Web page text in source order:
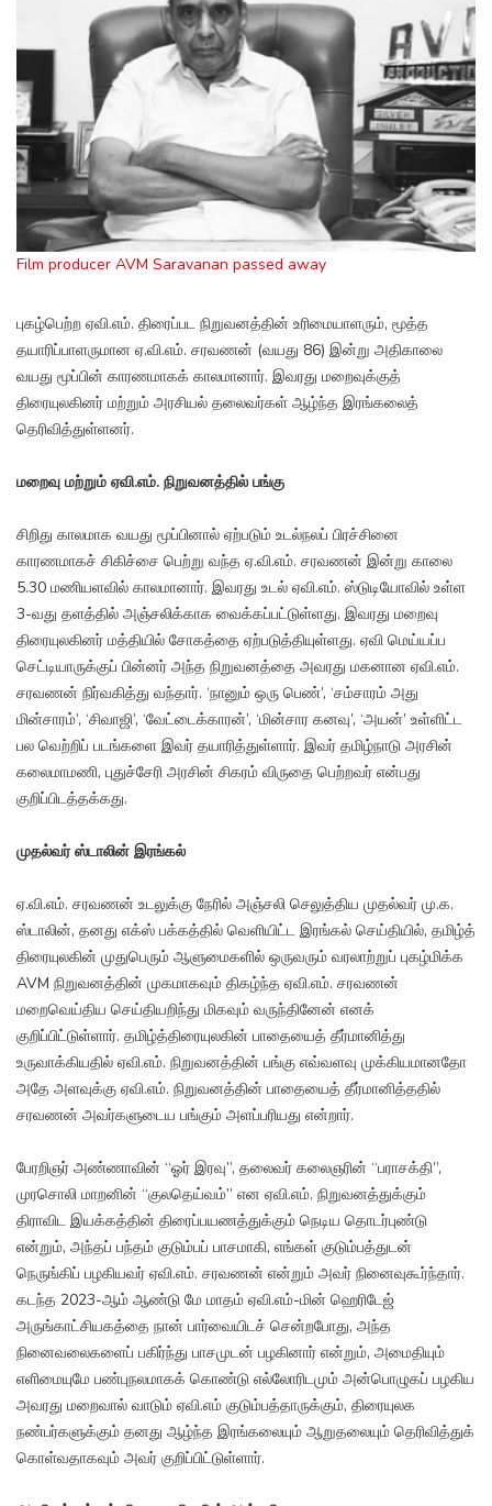
Film producer AVM Saravanan passed away
புகழ்பெற்ற ஏவி.எம். திரைப்பட நிறுவனத்தின் உரிமையாளரும், மூத்த
தயாரிப்பாளருமான ஏ.வி.எம். சரவணன் (வயது 86) இன்று அதிகாலை
வயது மூப்பின் காரணமாகக் காலமானார். இவரது மறைவுக்குத்
திரையுலகினர் மற்றும் அரசியல் தலைவர்கள் ஆழ்ந்த இரங்கலைத்
தெரிவித்துள்ளனர்.
மறைவு மற்றும் ஏவி.எம். நிறுவனத்தில் பங்கு
சிறிது காலமாக வயது மூப்பினால் ஏற்படும் உடல்நலப் பிரச்சினை
காரணமாகச் சிகிச்சை பெற்று வந்த ஏ.வி.எம். சரவணன் இன்று காலை
5.30 மணியளவில் காலமானார். இவரது உடல் ஏவி.எம். ஸ்டுடியோவில் உள்ள
3-வது தளத்தில் அஞ்சலிக்காக வைக்கப்பட்டுள்ளது. இவரது மறைவு
திரையுலகினர் மத்தியில் சோகத்தை ஏற்படுத்தியுள்ளது. ஏவி மெய்யப்ப
செட்டியாருக்குப் பின்னர் அந்த நிறுவனத்தை அவரது மகனான ஏவி.எம்.
சரவணன் நிர்வகித்து வந்தார். ‘நானும் ஒரு பெண்’, ‘சம்சாரம் அது
மின்சாரம்’, ‘சிவாஜி’, ‘வேட்டைக்காரன்’, ‘மின்சார கனவு’, ‘அயன்’ உள்ளிட்ட
பல வெற்றிப் படங்களை இவர் தயாரித்துள்ளார். இவர் தமிழ்நாடு அரசின்
கலைமாமணி, புதுச்சேரி அரசின் சிகரம் விருதை பெற்றவர் என்பது
குறிப்பிடத்தக்கது.
முதல்வர் ஸ்டாலின் இரங்கல்
ஏ.வி.எம். சரவணன் உடலுக்கு நேரில் அஞ்சலி செலுத்திய முதல்வர் மு.க.
ஸ்டாலின், தனது எக்ஸ் பக்கத்தில் வெளியிட்ட இரங்கல் செய்தியில், தமிழ்த்
திரையுலகின் முதுபெரும் ஆளுமைகளில் ஒருவரும் வரலாற்றுப் புகழ்மிக்க
AVM நிறுவனத்தின் முகமாகவும் திகழ்ந்த ஏவி.எம். சரவணன்
மறைவெய்திய செய்தியறிந்து மிகவும் வருந்தினேன் எனக்
குறிப்பிட்டுள்ளார். தமிழ்த்திரையுலகின் பாதையைத் தீர்மானித்து
உருவாக்கியதில் ஏவி.எம். நிறுவனத்தின் பங்கு எவ்வளவு முக்கியமானதோ
அதே அளவுக்கு ஏவி.எம். நிறுவனத்தின் பாதையைத் தீர்மானித்ததில்
சரவணன் அவர்களுடைய பங்கும் அளப்பரியது என்றார்.
பேரறிஞர் அண்ணாவின் “ஓர் இரவு”, தலைவர் கலைஞரின் “பராசக்தி”,
முரசொலி மாறனின் “குலதெய்வம்” என ஏவி.எம். நிறுவனத்துக்கும்
திராவிட இயக்கத்தின் திரைப்பயணத்துக்கும் நெடிய தொடர்புண்டு
என்றும், அந்தப் பந்தம் குடும்பப் பாசமாகி, எங்கள் குடும்பத்துடன்
நெருங்கிப் பழகியவர் ஏவி.எம். சரவணன் என்றும் அவர் நினைவுகூர்ந்தார்.
கடந்த 2023-ஆம் ஆண்டு மே மாதம் ஏவி.எம்-மின் ஹெரிடேஜ்
அருங்காட்சியகத்தை நான் பார்வையிடச் சென்றபோது, அந்த
நினைவலைகளைப் பகிர்ந்து பாசமுடன் பழகினார் என்றும், அமைதியும்
எளிமையுமே பண்புநலமாகக் கொண்டு எல்லோரிடமும் அன்பொழுகப் பழகிய
அவரது மறைவால் வாடும் ஏவி.எம் குடும்பத்தாருக்கும், திரையுலக
நண்பர்களுக்கும் தனது ஆழ்ந்த இரங்கலையும் ஆறுதலையும் தெரிவித்துக்
கொள்வதாகவும் அவர் குறிப்பிட்டுள்ளார்.